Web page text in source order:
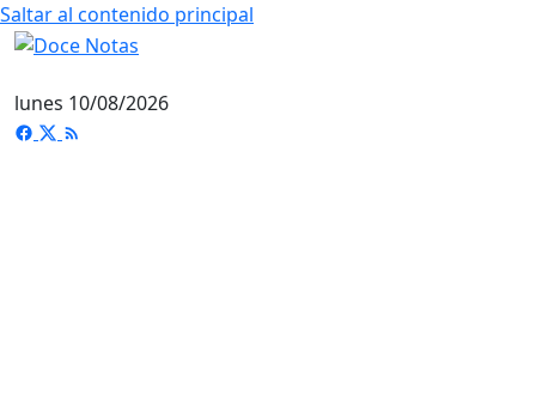
Saltar al contenido principal
lunes 10/08/2026